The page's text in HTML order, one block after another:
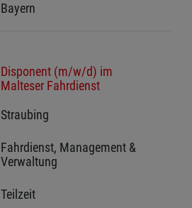
Bayern
Disponent (m/w/d) im
Malteser Fahrdienst
Straubing
Fahrdienst, Management &
Verwaltung
Teilzeit